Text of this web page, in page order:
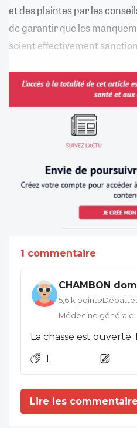
et des plaintes par les
de garantir que les
soient effectivement
1 commentaire
CHAMBON
5,6 k points
Médecine générale
1
Lire les